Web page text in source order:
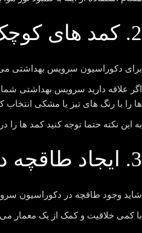
2. کمد های کوچک دیواری در سرویس بهداشتی
برای دکوراسیون سرویس بهداشتی می
اگر علاقه دارید سرویس بهداشتی شما
ها را با رنگ های تیز یا مشکی انتخاب
به این نکته حتما توجه کنید کمد ها
3. ایجاد طاقچه در سرویس بهداشتی
شاید وجود طاقچه در دکوراسیون
با کمی خلاقیت و کمک از یک معمار می